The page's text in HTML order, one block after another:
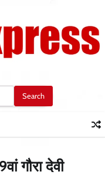
गौरा देवी